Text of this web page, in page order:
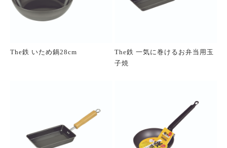
The鉄 いため鍋28cm
The鉄 一気に巻けるお弁当用玉
子焼